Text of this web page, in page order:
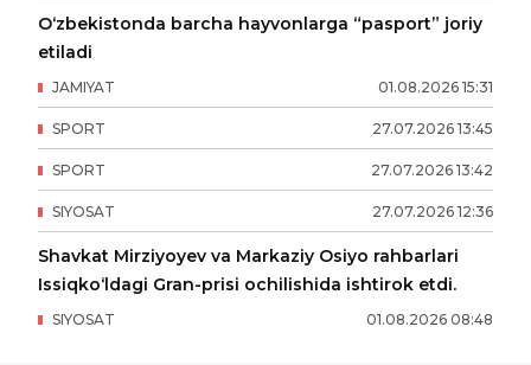
O‘zbekistonda barcha hayvonlarga “pasport” joriy
etiladi
01.08.2026 15:31
JAMIYAT
27.07.2026 13:45
SPORT
27.07.2026 13:42
SPORT
27.07.2026 12:36
SIYOSAT
Shavkat Mirziyoyev va Markaziy Osiyo rahbarlari
Issiqko‘ldagi Gran-prisi ochilishida ishtirok etdi.
01.08.2026 08:48
SIYOSAT